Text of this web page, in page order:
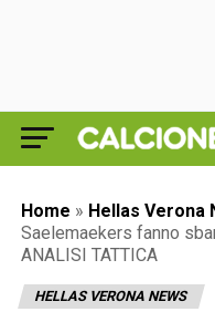
Home » Hellas Verona
Saelemaekers fanno
ANALISI TATTICA
HELLAS VERONA NEWS